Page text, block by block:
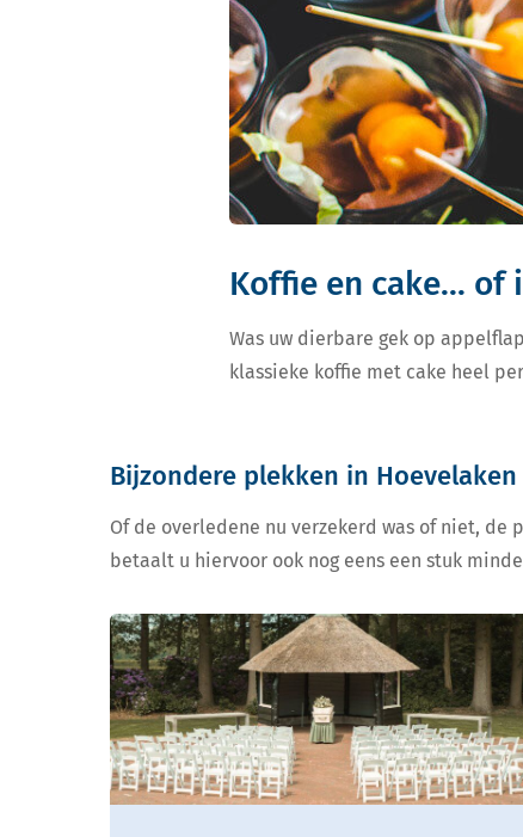
Koffie en cake...
Was uw dierbare gek op
klassieke koffie met cake heel
Bijzondere plekken in Hoevelaken
Of de overledene nu verzekerd was of niet,
betaalt u hiervoor ook nog eens een stuk